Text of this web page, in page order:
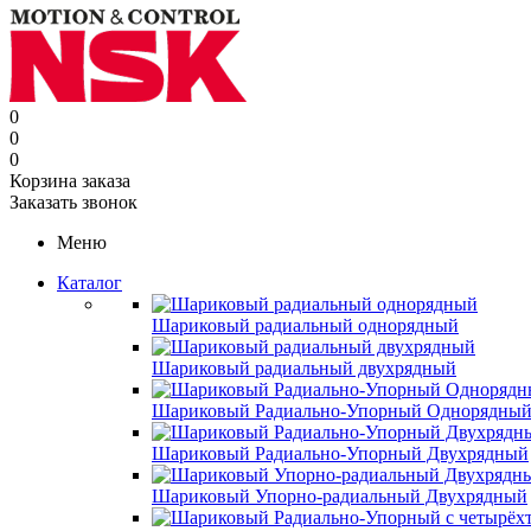
0
0
0
Корзина заказа
Заказать звонок
Меню
Каталог
Шариковый радиальный однорядный
Шариковый радиальный двухрядный
Шариковый Радиально-Упорный Однорядный
Шариковый Радиально-Упорный Двухрядный
Шариковый Упорно-радиальный Двухрядный